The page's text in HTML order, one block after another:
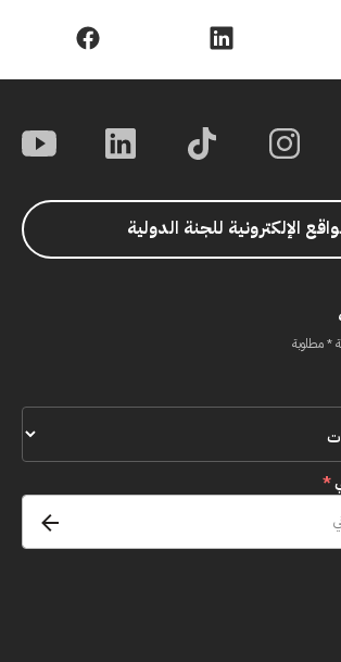
الإلكترونية للجنة الدولية
* مطلوبة
*